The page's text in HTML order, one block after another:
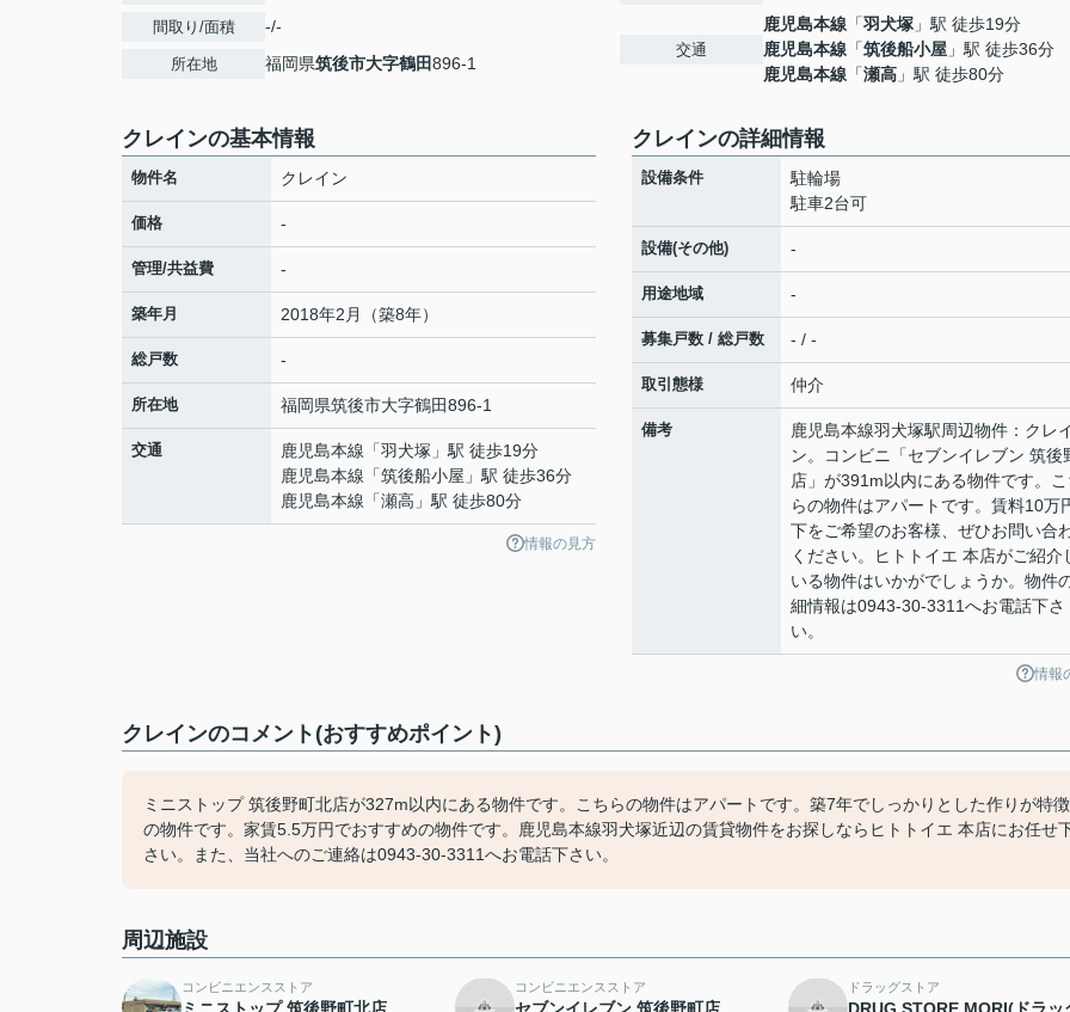
間取り/面積 -/-
所在地 福岡県筑後市大字鶴田896-1
交通
鹿児島本線 「羽犬塚 」駅 徒歩19分
鹿児島本線 「筑後船小屋 」駅 徒歩36分
鹿児島本線 「瀬高 」駅 徒歩80分
クレインの基本情報
物件名 クレイン
価格 -
管理/共益費 -
築年月 2018年2月（築8年）
総戸数 -
所在地 福岡県筑後市大字鶴田896-1
交通 鹿児島本線 「羽犬塚 」駅 徒歩19分
鹿児島本線 「筑後船小屋 」駅 徒歩36分
鹿児島本線 「瀬高 」駅 徒歩80分
情報の見方
クレインの詳細情報
設備条件
駐輪場
駐車2台可
設備(その他) -
用途地域 -
募集戸数 / 総戸数 - / -
取引態様 仲介
備考
鹿児島本線羽犬塚駅周辺物件：クレ
ン。コンビニ「セブンイレブン 筑後
店」が391m以内にある物件です。こ
らの物件はアパートです。賃料10万
下をご希望のお客様、ぜひお問い合
ください。ヒトトイエ 本店がご紹介
いる物件はいかがでしょうか。物件
細情報は0943-30-3311へお電話下さ
い。
情報
クレインのコメント(おすすめポイント)
ミニストップ 筑後野町北店が327m以内にある物件です。こちらの物件はアパートです。築7年でしっかりとした作りが特徴
の物件です。家賃5.5万円でおすすめの物件です。鹿児島本線羽犬塚近辺の賃貸物件をお探しならヒトトイエ 本店にお任せ
さい。また、当社へのご連絡は0943-30-3311へお電話下さい。
周辺施設
コンビニエンスストア コンビニエンスストア ドラッグストア